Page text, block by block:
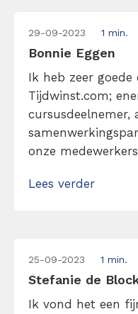
29-09-2023 1 min.
Bonnie Eggen
Ik heb zeer
Tijdwinst.com;
cursusdeelnemer,
onze
instructies vooraf
(bijna) kosteloos
prettig.
Lees verder
25-09-2023 1 min.
Stefanie de
Ik vond het een